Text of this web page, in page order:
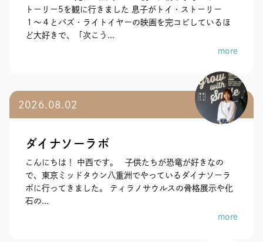
トーリー5を観に行きました 息子がトイ・ストーリー
１〜４とバズ・ライトイヤーの映画を完コピしているほ
ど大好きで、「次こう...
more
2026.08.02
ダイナソーラボ
こんにちは！ 中西です。 子供たちが恐竜が好きなの
で、東京ミッドタウン八重洲でやっているダイナソーラ
ボに行ってきました。 ティラノサウルスの骨格展示や化
石の...
more